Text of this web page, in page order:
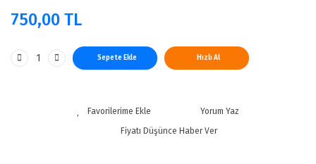
750,00 TL
Sepete Ekle Hızlı Al
Yorum Yaz
Fiyatı Düşünce Haber Ver